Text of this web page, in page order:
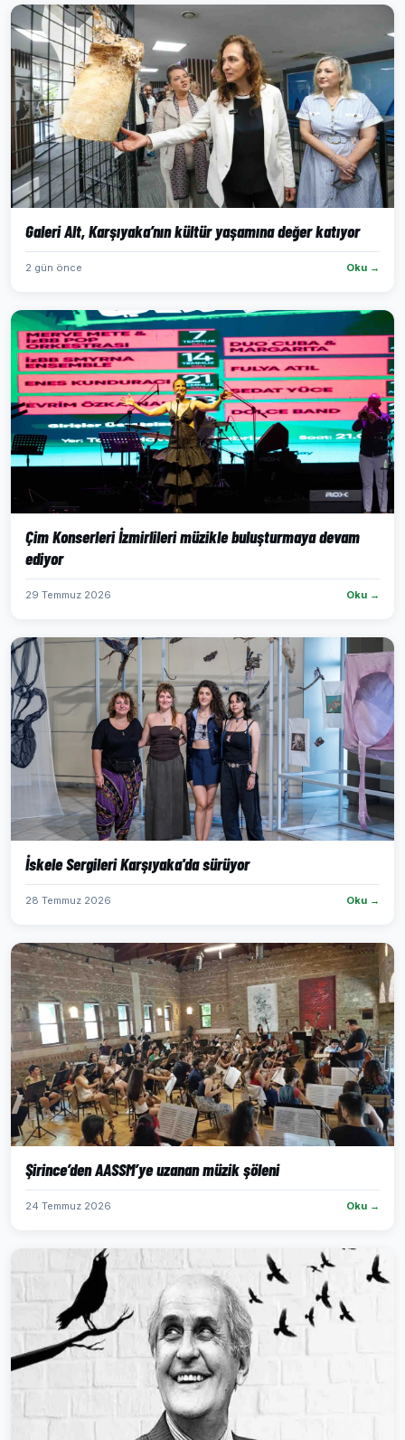
Galeri Alt, Karşıyaka’nın kültür yaşamına değer katıyor
2 gün önce Oku →
Çim Konserleri İzmirlileri müzikle buluşturmaya devam
ediyor
29 Temmuz 2026 Oku →
İskele Sergileri Karşıyaka'da sürüyor
28 Temmuz 2026 Oku →
Şirince’den AASSM’ye uzanan müzik şöleni
24 Temmuz 2026 Oku →